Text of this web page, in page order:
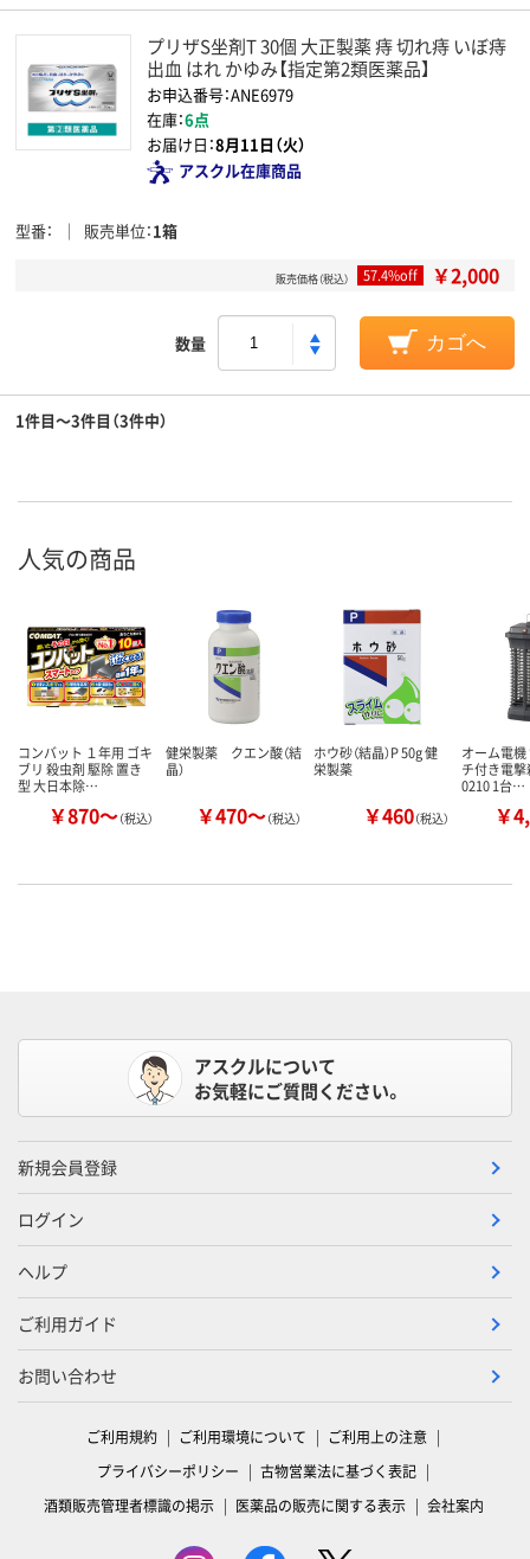
プリザS坐剤T 30個 大正製薬 痔 切れ痔 いぼ痔
出血 はれ かゆみ【指定第2類医薬品】
お申込番号：ANE6979
在庫：6点
お届け日：8月11日（火）
アスクル在庫商品
型番 販売単位 1箱
販売価格（税込） 57.4%off ￥2,000
数量 カゴへ
1件目～3件目（3件中）
人気の商品
コンバット １年用 ゴキ
ブリ 殺虫剤 駆除 置き
型 大日本除…
￥870～（税込）
健栄製薬 クエン酸（結
晶）
￥470～（税込）
ホウ砂（結晶）P 50g 健
栄製薬
￥460（税込）
オーム電
チ付き電
0210 1台…
￥
アスクルについて
お気軽にご質問ください。
新規会員登録
ログイン
ヘルプ
ご利用ガイド
お問い合わせ
ご利用規約 ご利用環境について
ご利用上の注意
プライバシーポリシー
古物営業法に基づく表記
酒類販売管理者標識の掲示
医薬品の販売に関する表示 会社案内